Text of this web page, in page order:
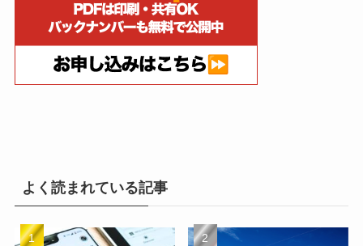
よく読まれている記事